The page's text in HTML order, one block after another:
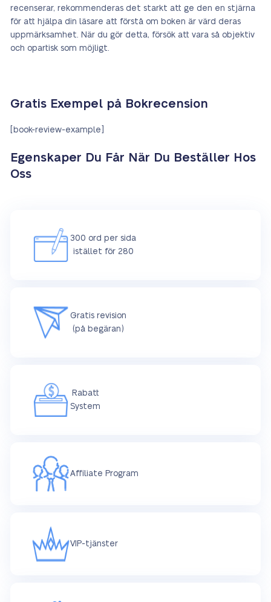
recenserar, rekommenderas det starkt att ge den en stjärna
för att hjälpa din läsare att förstå om boken är värd deras
uppmärksamhet. När du gör detta, försök att vara så objektiv
och opartisk som möjligt.
Gratis Exempel på Bokrecension
[book-review-example]
Egenskaper Du Får När Du Beställer Hos
Oss
300 ord per sida
istället för 280
Gratis revision
(på begäran)
Rabatt
System
Affiliate Program
VIP-tjänster